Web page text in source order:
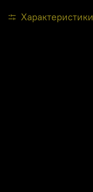
Характеристики